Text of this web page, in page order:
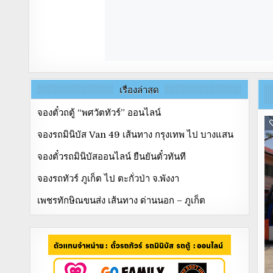
เรื่องล่าสุด
จองตั๋วถตู้ “พศวัตทัวร์” ออนไลน์
จองรถมินิบัส Van 49 เส้นทาง กรุงเทพ ไป บางแสน
จองตั๋วรถมินิบัสออนไลน์ ยืนยันตั๋วทันที
จองรถทัวร์ ภูเก็ต ไป ตะกั่วป่า จ.พังงา
เพชรทักษิณขนส่ง เส้นทาง ด่านนอก – ภูเก็ต